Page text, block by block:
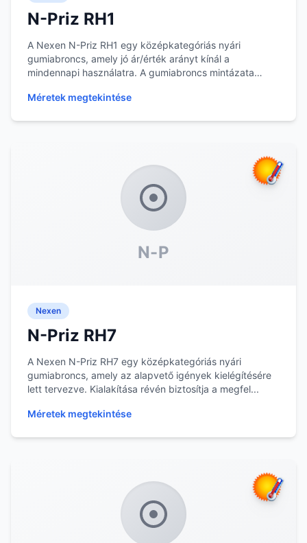
N-Priz RH1
A Nexen N-Priz RH1 egy középkategóriás nyári
gumiabroncs, amely jó ár/érték arányt kínál a
mindennapi használatra. A gumiabroncs mintázata
Méretek megtekintése
N-P
Nexen
N-Priz RH7
A Nexen N-Priz RH7 egy középkategóriás nyári
gumiabroncs, amely az alapvető igények kielégítésére
lett tervezve. Kialakítása révén biztosítja a megfel...
Méretek megtekintése